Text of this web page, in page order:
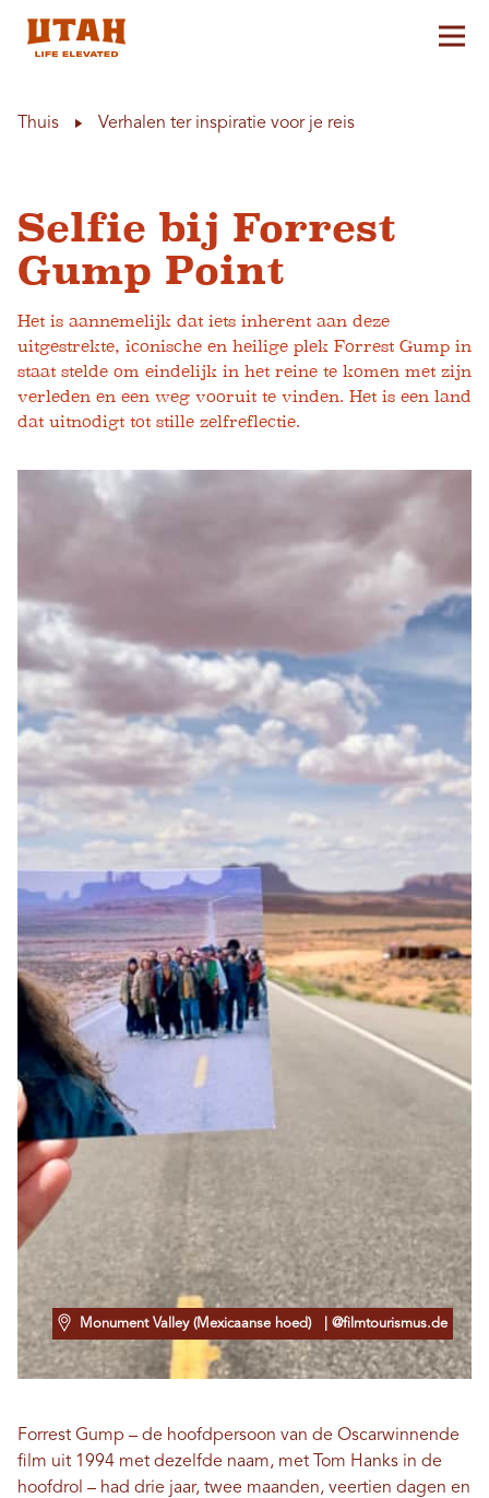
Thuis Verhalen ter inspiratie voor je reis
Selfie bij Forrest
Gump Point
Het is aannemelijk dat iets inherent aan deze
uitgestrekte, iconische en heilige plek Forrest Gump in
staat stelde om eindelijk in het reine te komen met zijn
verleden en een weg vooruit te vinden. Het is een land
dat uitnodigt tot stille zelfreflectie.
Monument Valley (Mexicaanse hoed) | @filmtourismus.de
Forrest Gump – de hoofdpersoon van de Oscarwinnende
film uit 1994 met dezelfde naam, met Tom Hanks in de
hoofdrol – had drie jaar, twee maanden, veertien dagen en